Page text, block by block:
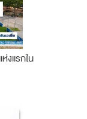
งแรกใน